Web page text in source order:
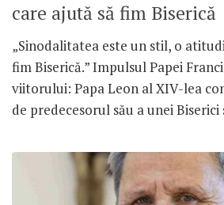
care ajută să fim Biserică
„Sinodalitatea este un stil, o
fim Biserică.” Impulsul Papei
viitorului: Papa Leon al XIV-lea
de predecesorul său a unei Biserici